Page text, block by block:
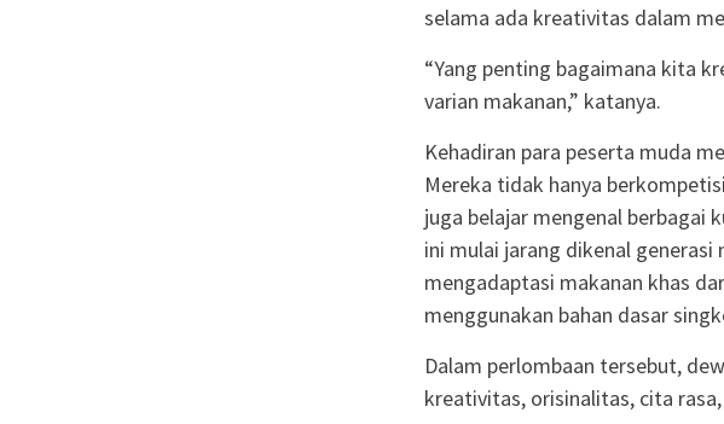
selama ada kreativitas dalam
“Yang penting bagaimana kita
varian makanan,” katanya.
Kehadiran para peserta muda
Mereka tidak hanya
juga belajar mengenal berbagai
ini mulai jarang dikenal generasi
mengadaptasi makanan khas
menggunakan bahan dasar
Dalam perlombaan tersebut,
kreativitas, orisinalitas, cita